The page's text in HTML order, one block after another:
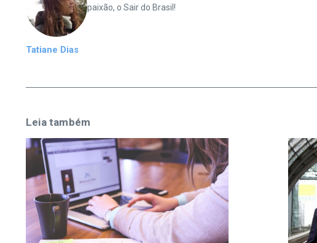
Tatiane Dias
paixão, o Sair do Brasil!
Leia também